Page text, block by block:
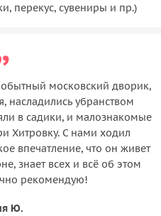
перекус, сувениры и пр.)
московский дворик,
насладились убранством
в садики, и малознакомые
Хитровку. С нами ходил
впечатление, что он живет
знает всех и всё об этом
рекомендую!
Ю.